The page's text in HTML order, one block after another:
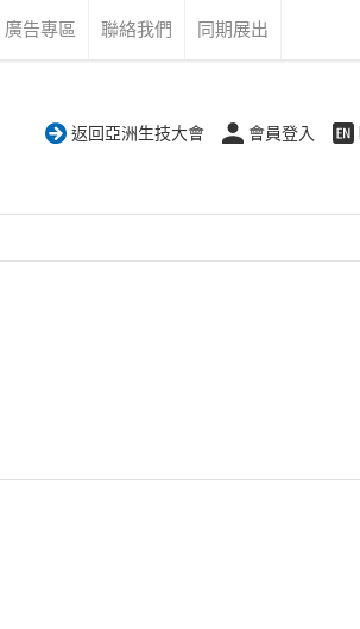
廣告專區 聯絡我們 同期展出
返回亞洲生技大會 會員登入